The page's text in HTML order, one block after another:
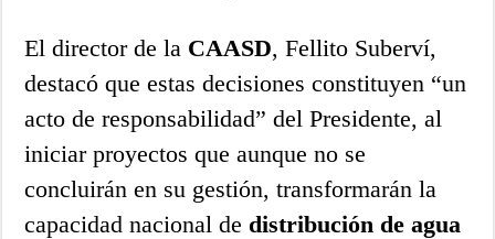
El director de la CAASD, Fellito Suberví,
destacó que estas decisiones constituyen “un
acto de responsabilidad” del Presidente, al
iniciar proyectos que aunque no se
concluirán en su gestión, transformarán la
capacidad nacional de distribución de agua